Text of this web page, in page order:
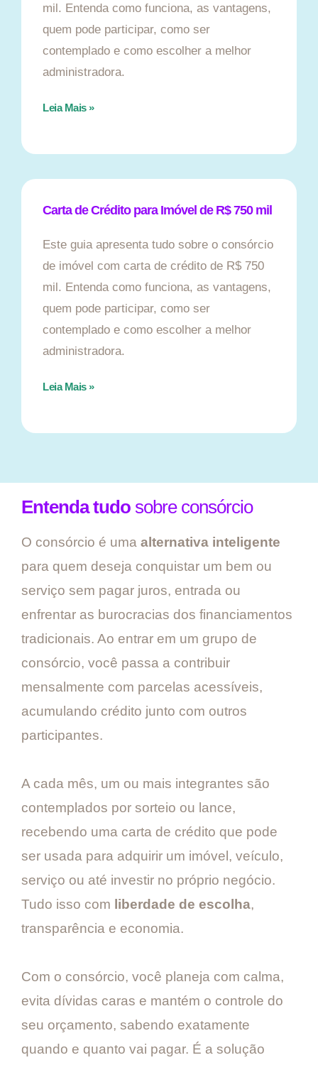
mil. Entenda como funciona, as vantagens,
quem pode participar, como ser
contemplado e como escolher a melhor
administradora.
Leia Mais »
Carta de Crédito para Imóvel de R$ 750 mil
Este guia apresenta tudo sobre o consórcio
de imóvel com carta de crédito de R$ 750
mil. Entenda como funciona, as vantagens,
quem pode participar, como ser
contemplado e como escolher a melhor
administradora.
Leia Mais »
Entenda tudo sobre consórcio
O consórcio é uma alternativa inteligente
para quem deseja conquistar um bem ou
serviço sem pagar juros, entrada ou
enfrentar as burocracias dos financiamentos
tradicionais. Ao entrar em um grupo de
consórcio, você passa a contribuir
mensalmente com parcelas acessíveis,
acumulando crédito junto com outros
participantes.
A cada mês, um ou mais integrantes são
contemplados por sorteio ou lance,
recebendo uma carta de crédito que pode
ser usada para adquirir um imóvel, veículo,
serviço ou até investir no próprio negócio.
Tudo isso com liberdade de escolha,
transparência e economia.
Com o consórcio, você planeja com calma,
evita dívidas caras e mantém o controle do
seu orçamento, sabendo exatamente
quando e quanto vai pagar. É a solução